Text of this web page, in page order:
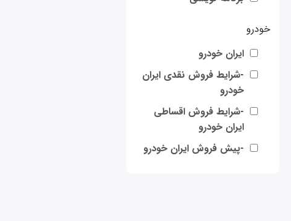
خودرو
ایران خودرو
-شرایط فروش نقدی ایران
خودرو
-شرایط فروش اقساطی
ایران خودرو
-پیش فروش ایران خودرو